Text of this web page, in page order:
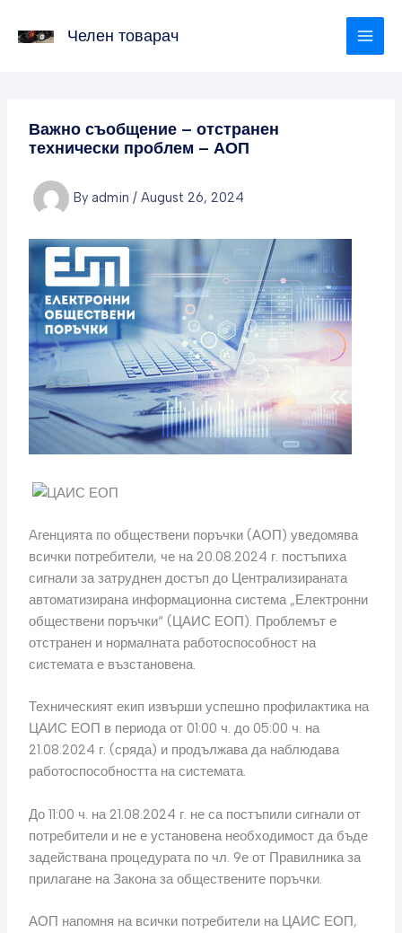
Челен товарач
Важно съобщение – отстранен
технически проблем – АОП
By admin / August 26, 2024
Aгенцията по обществени поръчки (АОП) уведомява
всички потребители, че на 20.08.2024 г. постъпиха
сигнали за затруднен достъп до Централизираната
автоматизирана информационна система „Електронни
обществени поръчки“ (ЦАИС ЕОП). Проблемът е
отстранен и нормалната работоспособност на
системата е възстановена.
Техническият екип извърши успешно профилактика на
ЦАИС ЕОП в периода от 01:00 ч. до 05:00 ч. на
21.08.2024 г. (сряда) и продължава да наблюдава
работоспособността на системата.
До 11:00 ч. на 21.08.2024 г. не са постъпили сигнали от
потребители и не е установена необходимост да бъде
задействана процедурата по чл. 9е от Правилника за
прилагане на Закона за обществените поръчки.
АОП напомня на всички потребители на ЦАИС ЕОП,